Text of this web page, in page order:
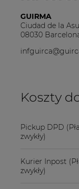
GUIRMA
Ciudad de la
08030
Koszty
Cena nie
Pickup DPD
zwykły)
Kurier Inpost
zwykły)